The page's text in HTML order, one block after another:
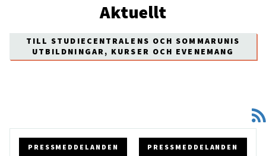
Aktuellt
TILL STUDIECENTRALENS OCH SOMMARUNIS
UTBILDNINGAR, KURSER OCH EVENEMANG
PRESSMEDDELANDEN PRESSMEDDELANDEN